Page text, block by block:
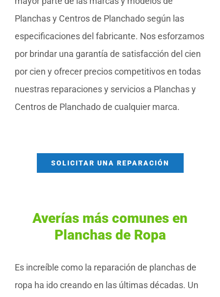
Planchas y Centros de Planchado según las
especificaciones del fabricante. Nos esforzamos
por brindar una garantía de satisfacción del cien
por cien y ofrecer precios competitivos en todas
nuestras reparaciones y servicios a Planchas y
Centros de Planchado de cualquier marca.
SOLICITAR UNA REPARACIÓN
Averías más comunes en
Planchas de Ropa
Es increíble como la reparación de planchas de
ropa ha ido creando en las últimas décadas. Un